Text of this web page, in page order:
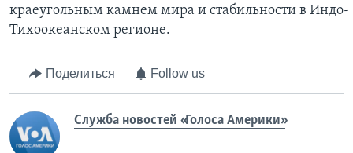
краеугольным камнем мира и стабильности в Индо-
Тихоокеанском регионе.
Поделиться Follow us
Служба новостей «Голоса Америки»